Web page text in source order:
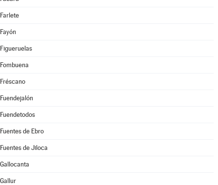
Farlete
Fayón
Figueruelas
Fombuena
Fréscano
Fuendejalón
Fuendetodos
Fuentes de Ebro
Fuentes de Jiloca
Gallocanta
Gallur